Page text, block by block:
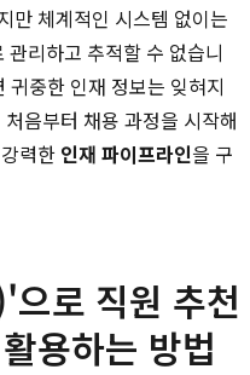
만 체계적인 시스템 없이는
리하고 추적할 수 없습니
귀중한 인재 정보는 잊혀지
음부터 채용 과정을 시작해
력한 인재 파이프라인을 구
로 직원 추천
용하는 방법